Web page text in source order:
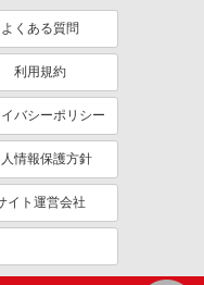
よくある質問
利用規約
バシーポリシー
情報保護方針
イト運営会社